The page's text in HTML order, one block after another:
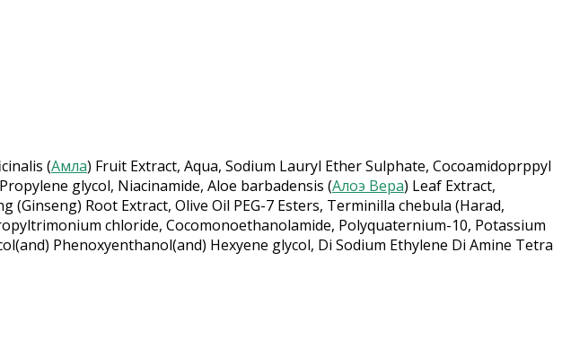
(Амла) Fruit Extract, Aqua, Sodium Lauryl Ether Sulphate, Cocoamidoprppyl
glycol, Niacinamide, Aloe barbadensis (Алоэ Вера) Leaf Extract,
Root Extract, Olive Oil PEG-7 Esters, Terminilla chebula (Harad,
chloride, Cocomonoethanolamide, Polyquaternium-10, Potassium
Phenoxyenthanol(and) Hexyene glycol, Di Sodium Ethylene Di Amine Tetra